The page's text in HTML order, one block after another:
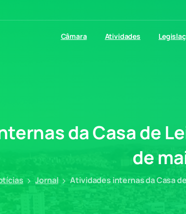
Câmara Atividades
daCasade
de
Jornal Atividades internas da Casa